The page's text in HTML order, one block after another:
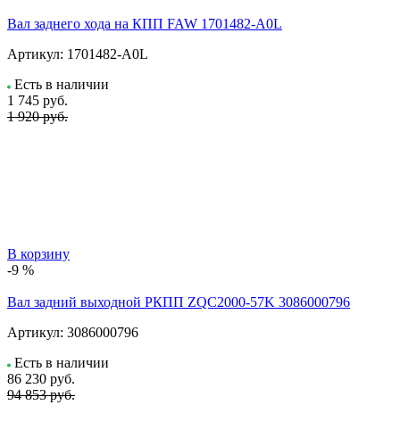
Вал заднего хода на КПП FAW 1701482-A0L
Артикул: 1701482-A0L
Есть в наличии
1 745 руб.
1 920 руб.
В корзину
-9 %
Вал задний выходной РКПП ZQC2000-57K 3086000796
Артикул: 3086000796
Есть в наличии
86 230 руб.
94 853 руб.